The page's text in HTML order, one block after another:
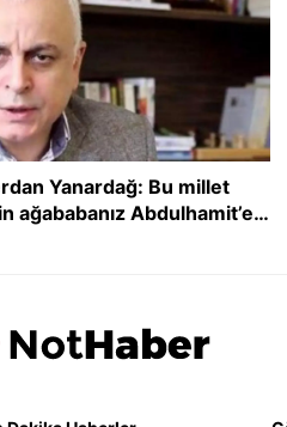
Yanardağ: Bu millet
ağababanız Abdulhamit’e